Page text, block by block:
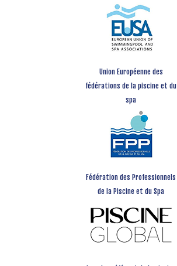
Union Européenne des
fédérations de la piscine et du
spa
Fédération des Professionnels
de la Piscine et du Spa